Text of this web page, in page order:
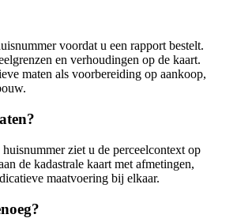
voordat u een rapport bestelt.
en verhoudingen op de kaart.
maten als voorbereiding op aankoop,
ziet u de perceelcontext op
de kadastrale kaart met afmetingen,
maatvoering bij elkaar.